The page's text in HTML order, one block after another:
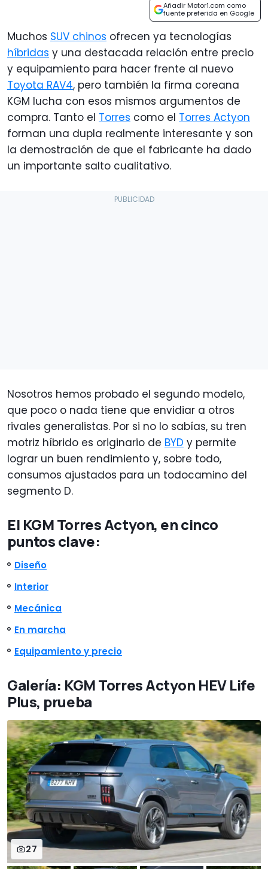
Añadir Motor1.com como
fuente preferida en Google
Muchos SUV chinos ofrecen ya tecnologías
híbridas y una destacada relación entre precio
y equipamiento para hacer frente al nuevo
Toyota RAV4, pero también la firma coreana
KGM lucha con esos mismos argumentos de
compra. Tanto el Torres como el Torres Actyon
forman una dupla realmente interesante y son
la demostración de que el fabricante ha dado
un importante salto cualitativo.
Nosotros hemos probado el segundo modelo,
que poco o nada tiene que envidiar a otros
rivales generalistas. Por si no lo sabías, su tren
motriz híbrido es originario de BYD y permite
lograr un buen rendimiento y, sobre todo,
consumos ajustados para un todocamino del
segmento D.
El KGM Torres Actyon, en cinco
puntos clave:
Diseño
Interior
Mecánica
En marcha
Equipamiento y precio
Galería: KGM Torres Actyon HEV Life
Plus, prueba
27